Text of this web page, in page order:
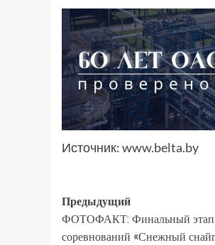
Источник:www.belta.by
Предыдущий
ФОТОФАКТ: Финальный этап
соревнований «Снежный